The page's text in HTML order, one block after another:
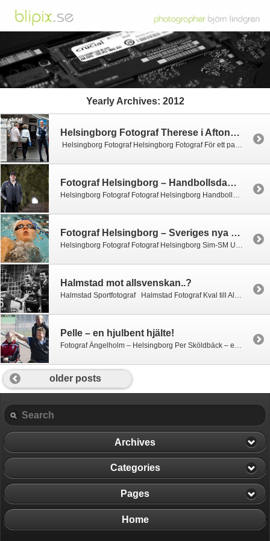
Yearly Archives: 2012
Helsingborg Fotograf Therese i Aftonbladet
Helsingborg Fotograf Helsingborg Fotograf För ett par veckor sedan träffade jag trevliga Therese som drabbades av Alopeci, eller håravfall när hon var fjorton år och har under många år levt med peruk. Men nu i höstas kastade hon peruken och går omkring kal. Förutom att det blir kallt om huvudet verkar Therese njuta mycket av […]
Fotograf Helsingborg – Handbollsdamernas nye förbundskapten
Helsingborg Fotograf Fotograf Helsingborg Handbollslandslagets nye förbundskapten Torbjörn Klingvall Handbollsdamerna gjorde ett stopp för träning i Helsingborg inför EM i Serbien som börjar 4/12. Under detta träningsstopp träffade jag Torbjörn Klingvall för Göteborgspostens räkning, en mycket trevlig man som inte haft så mycket tid på sig att få ihop laget tillsammans med assisterande Tomas Sivertsson […]
Fotograf Helsingborg – Sveriges nya simdrottning…
Helsingborg Fotograf Fotograf Helsingborg Sim-SM Under helgens sim-sm i Helsingborg gjorde en ny simdrottning sitt stora genombrott. 16-åriga Louise Hansson hade hoppats på ett guld och kanske någon medalj mer… Det blev mer! På tio starter lyckades hon samla ihop 5 guld!, 3 silver och två brons. Dessutom besegrade hon världsstjärnan Sarah Sjöström av bara […]
Halmstad mot allsvenskan..?
Halmstad Sportfotograf Halmstad Fotograf Kval till Allsvenskan Halmstad lyckades få en drömstart på kvalet till allsvenskan efter en stabil 3-0-seger mot gästande GIF Sundsvall. Halmstad var laget som började bäst, och hade ett antal målchanser. Även Sundsvall kom fram i några bra anfall mot slutet av halvleken som trots allt slutade mållös. 10 minuter […]
Pelle – en hjulbent hjälte!
Fotograf Ängelholm – Helsingborg Per Sköldbäck – en sann hjälte! Pelle arbetar som fritidspedagog på en skola i nordvästra skåne. På fritiden tar han sig an ungdomar som av olika anledningar sitter i rullstol. Han lär ungdomarna att ta sig fram på bästa sätt, att åka rulltrappa, ta sig ner för trappor, upp för trappor, […]
older posts
Archives
Categories
Pages
Home